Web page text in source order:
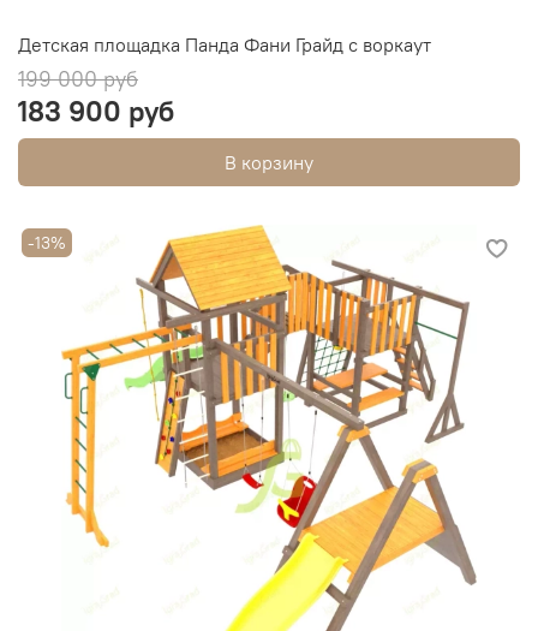
Детская площадка Панда Фани Грайд с воркаут
199 000 руб
183 900 руб
В корзину
-13%